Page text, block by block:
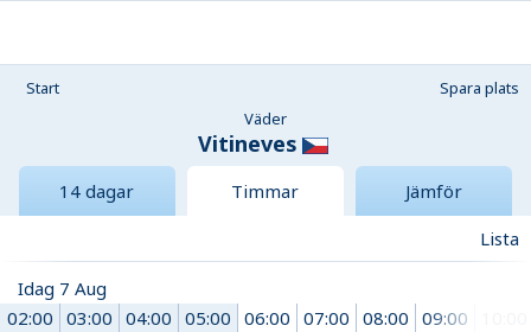
Start
Spara plats
Väder
Vitineves
14 dagar Timmar
Jämför
Lista
Idag 7 Aug
02:00 03:00 04:00 05:00 06:00 07:00 08:00 09:00